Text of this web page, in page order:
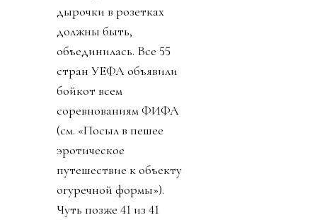
дырочки в розетках
должны быть,
объединилась. Все 55
стран УЕФА объявили
бойкот всем
соревнованиям ФИФА
(см. «Посыл в пешее
эротическое
путешествие к объекту
огуречной формы»).
Чуть позже 41 из 41